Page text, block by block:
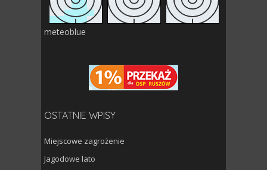
meteoblue
OSTATNIE WPISY
Miejscowe zagrożenie
Jagodowe lato